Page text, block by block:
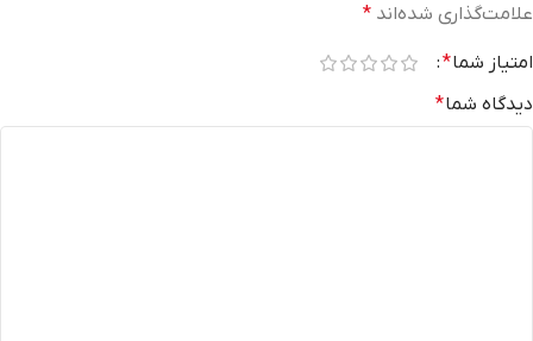
علامت‌گذاری شده‌اند *
امتیاز شما*
دیدگاه شما*